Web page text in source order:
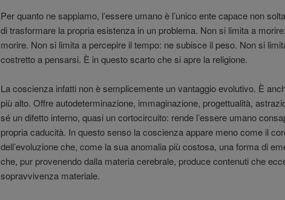
Per quanto ne sappiamo, l’essere umano è l’unico ente capace non
di trasformare la propria esistenza in un problema. Non si limita a
morire. Non si limita a percepire il tempo: ne subisce il peso. Non si
costretto a pensarsi. È in questo scarto che si apre la religione.
La coscienza infatti non è semplicemente un vantaggio evolutivo. È
più alto. Offre autodeterminazione, immaginazione, progettualità,
sé un difetto interno, quasi un cortocircuito: rende l’essere umano
propria caducità. In questo senso la coscienza appare meno come il
dell’evoluzione che, come la sua anomalia più costosa, una forma di
che, pur provenendo dalla materia cerebrale, produce contenuti che
sopravvivenza materiale.